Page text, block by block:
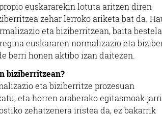
euskararekin lotuta aritzen diren
zehar lerroko ariketa bat da.
eta biziberritzean, baita
euskararen normalizazio eta
berri honen aktibo izan daitezen.
biziberritzean?
eta biziberritze prozesuan
eta horren araberako egitasmoak jarri
zehatzenera iristea da, ez bakarrik